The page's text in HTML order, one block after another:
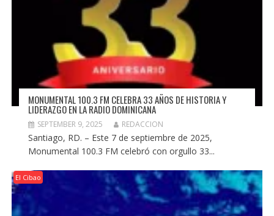
MONUMENTAL 100.3 FM CELEBRA 33 AÑOS DE HISTORIA Y
LIDERAZGO EN LA RADIO DOMINICANA
SEPTEMBER 9, 2025 REDACCION
Santiago, RD. – Este 7 de septiembre de 2025,
Monumental 100.3 FM celebró con orgullo 33...
El Cibao